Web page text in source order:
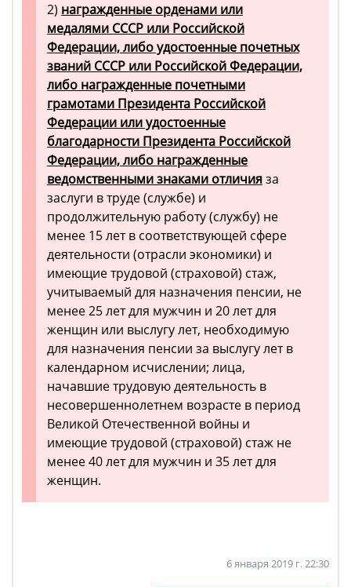
2) награжденные орденами или
медалями СССР или Российской
Федерации, либо удостоенные почетных
званий СССР или Российской Федерации,
либо награжденные почетными
грамотами Президента Российской
Федерации или удостоенные
благодарности Президента Российской
Федерации, либо награжденные
ведомственными знаками отличияза
заслуги в труде (службе) и
продолжительную работу (службу) не
менее 15 лет в соответствующей сфере
деятельности (отрасли экономики) и
имеющие трудовой (страховой) стаж,
учитываемый для назначения пенсии, не
менее 25 лет для мужчин и 20 лет для
женщин или выслугу лет, необходимую
для назначения пенсии за выслугу лет в
календарном исчислении; лица,
начавшие трудовую деятельность в
несовершеннолетнем возрасте в период
Великой Отечественной войны и
имеющие трудовой (страховой) стаж не
менее 40 лет для мужчин и 35 лет для
женщин.
6 января 2019 г. 22:30